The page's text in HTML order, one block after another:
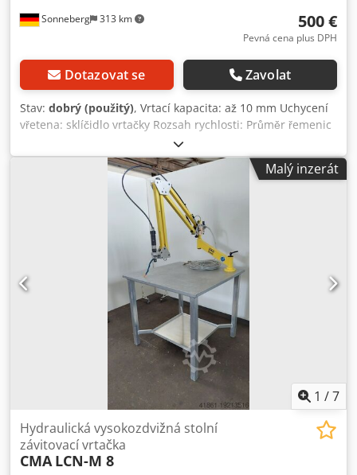
Sonneberg 313 km 500 €
Pevná cena plus DPH
Dotazovat se Zavolat
Stav: dobrý (použitý), Vrtací kapacita: až 10 mm Uchycení
vřetena: sklíčidlo vrtačky Rozsah rychlosti: Průměr řemenic
Strana motoru: Strana vřetena: 38; 48; 66; 78 mm 90; 104;
120; 133 mm Otáčky motoru: 800 ot/min Zdvih: 100 mm
hrdlo: 300 mm Stůl: 400 x 400 mm Vzdálenost stolu -
sklíčidlo vrtačky max: 580 mm Vzdálenost stolu - sklíčidlo
vrtačky min: 130 mm Stůl: 400 x 400 mm Plocha: 750 x 480
mm Celkový výkon: 0,4 kW Příslušenství/vybavení: Sklíčidlo
vrtačky Stav: dobrý Dcedpfx Afoh Hrkisujk Hmotnost: 170 kg
Rozměry: 750 x 480 x 1 450 mm
Malý inzerát
1 /7
Hydraulická vysokozdvižná stolní
závitovací vrtačka
CMA LCN-M 8